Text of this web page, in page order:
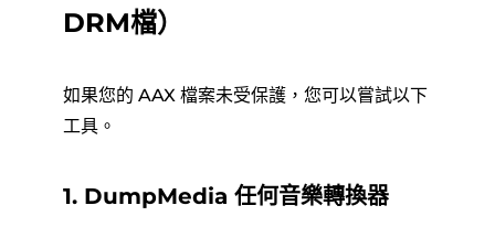
DRM檔）
如果您的 AAX 檔案未受保護，您可以嘗試以下
工具。
1. DumpMedia 任何音樂轉換器